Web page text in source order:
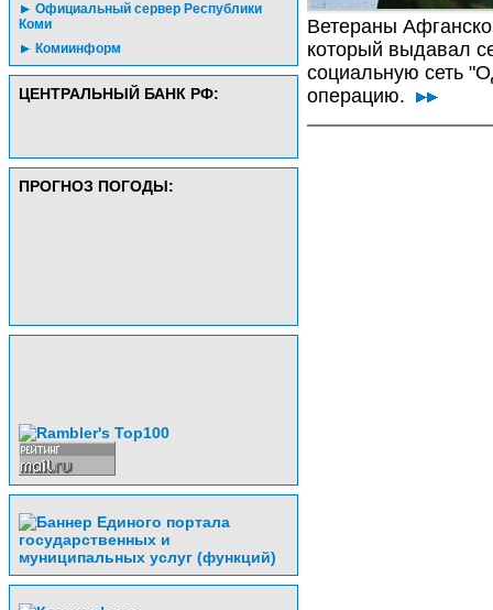
Официальный сервер Республики
Коми
Комиинформ
ЦЕНТРАЛЬНЫЙ БАНК РФ:
ПРОГНОЗ ПОГОДЫ:
Ветераны
который выдавал
социальную сеть
операцию.